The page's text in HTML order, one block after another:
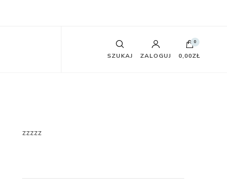
SZUKAJ ZALOGUJ
0
0,00ZŁ
zzzzz